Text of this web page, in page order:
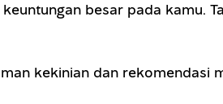
besar pada kamu.
kekinian dan rekomendasi